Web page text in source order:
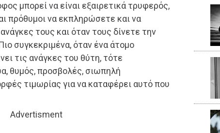
μπορεί να είναι εξαιρετικά τρυφερός,
πρόθυμοι να εκπληρώσετε και να
τους και όταν τους δίνετε την
συγκεκριμένα, όταν ένα άτομο
τις ανάγκες του θύτη, τότε
θυμός, προσβολές, σιωπηλή
τιμωρίας για να καταφέρει αυτό που
Advertisment